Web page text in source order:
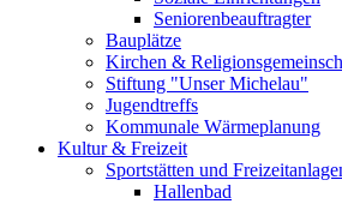
Seniorenbeauftragter
Bauplätze
Kirchen &
Stiftung "Unser Michelau"
Jugendtreffs
Kommunale Wärmeplanung
Kultur & Freizeit
Sportstätten und
Hallenbad